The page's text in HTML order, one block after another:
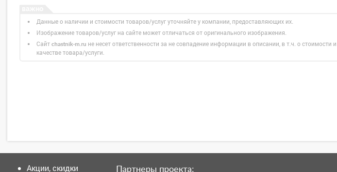
Данные о наличии и стоимости товаров/услуг уточняйте у компании, предоставляющих их.
Изображение товаров/услуг на сайте может отличаться от оригинального изображения.
Сайт chastnik-m.ru не несет ответственности за не совпадение информации в описании, в т.ч. о стоимости и
качестве товара/услуги.
Акции, скидки Партнеры проекта: